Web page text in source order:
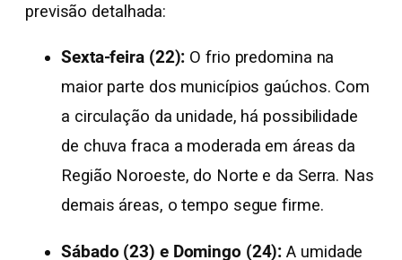
previsão detalhada:
Sexta-feira (22): O frio predomina na
maior parte dos municípios gaúchos. Com
a circulação da unidade, há possibilidade
de chuva fraca a moderada em áreas da
Região Noroeste, do Norte e da Serra. Nas
demais áreas, o tempo segue firme.
Sábado (23) e Domingo (24): A umidade